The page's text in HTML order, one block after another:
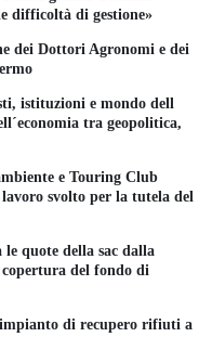
difficoltà di gestione»
dei Dottori Agronomi e dei
istituzioni e mondo dell
tra geopolitica,
e Touring Club
svolto per la tutela del
le quote della sac dalla
del fondo di
di recupero rifiuti a